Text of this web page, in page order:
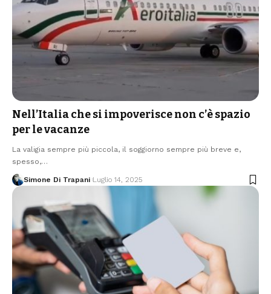
Nell’Italia che si impoverisce non c’è spazio
per le vacanze
La valigia sempre più piccola, il soggiorno sempre più breve e,
spesso,…
Simone Di Trapani Luglio 14, 2025